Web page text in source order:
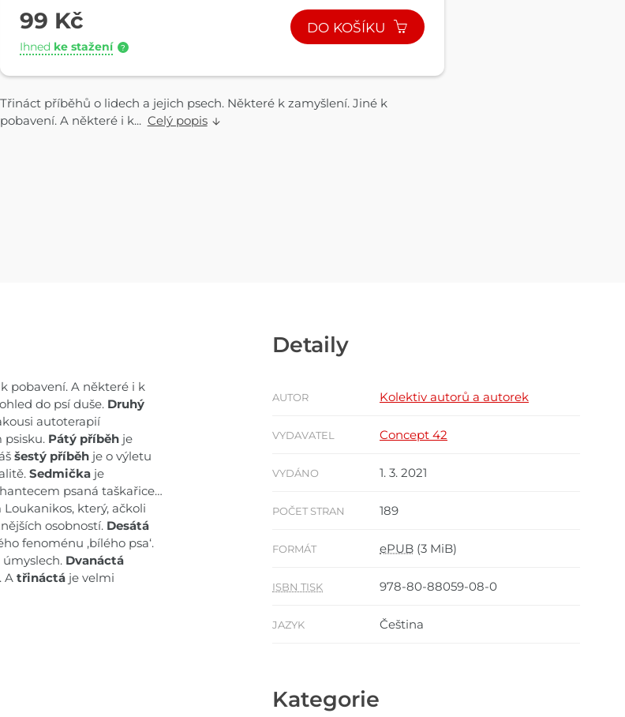
99 Kč
Ihned ke stažení ?
DO KOŠÍKU
Třináct příběhů o lidech a jejich psech. Některé k zamyšlení. Jiné k
pobavení. A některé i k... Celý popis
pobavení. A některé i k
do psí duše. Druhý
autoterapií
psisku. Pátý příběh je
šestý příběh je o výletu
Sedmička je
psaná taškařice…
který, ačkoli
osobností. Desátá
fenoménu ,bílého psa‘.
Dvanáctá
A třináctá je velmi
Detaily
AUTOR Kolektiv autorů a autorek
VYDAVATEL Concept 42
VYDÁNO 1. 3. 2021
POČET STRAN 189
FORMÁT ePUB (3 MiB)
ISBN TISK 978-80-88059-08-0
JAZYK Čeština
Kategorie